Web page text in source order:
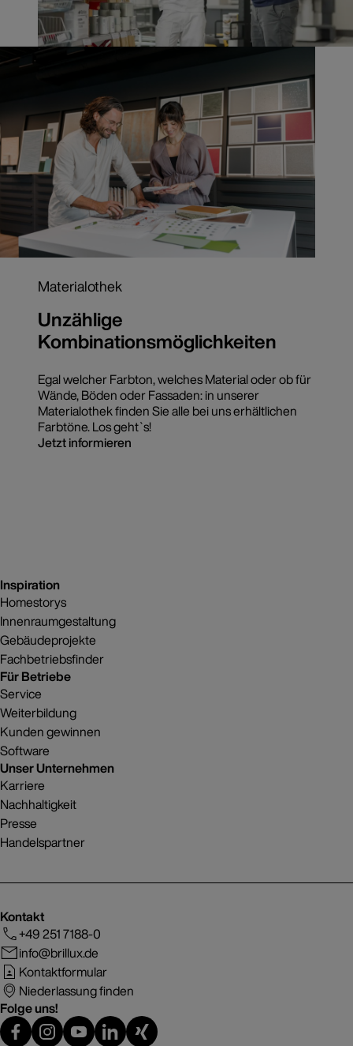
Materialothek
Unzählige
Kombinationsmöglichkeiten
Egal welcher Farbton, welches Material oder ob für
Wände, Böden oder Fassaden: in unserer
Materialothek finden Sie alle bei uns erhältlichen
Farbtöne. Los geht`s!
Jetzt informieren
Inspiration
Homestorys
Innenraumgestaltung
Gebäudeprojekte
Fachbetriebsfinder
Für Betriebe
Service
Weiterbildung
Kunden gewinnen
Software
Unser Unternehmen
Karriere
Nachhaltigkeit
Presse
Handelspartner
Kontakt
+49 251 7188-0
info@brillux.de
Kontaktformular
Niederlassung finden
Folge uns!